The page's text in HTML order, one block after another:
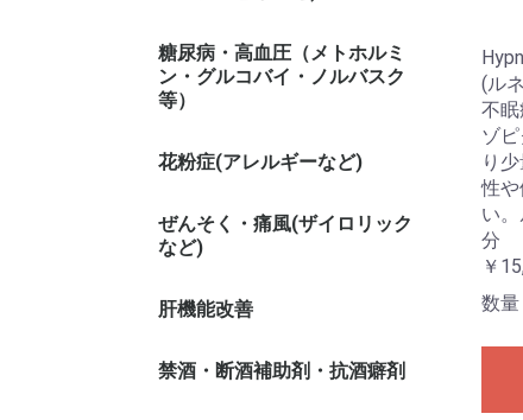
糖尿病・高血圧（メトホルミ
ン・グルコバイ・ノルバスク
等）
花粉症(アレルギーなど)
ぜんそく・痛風(ザイロリック
など)
肝機能改善
禁酒・断酒補助剤・抗酒癖剤
(ル
不
ゾ
り
性
い
分
￥
数量